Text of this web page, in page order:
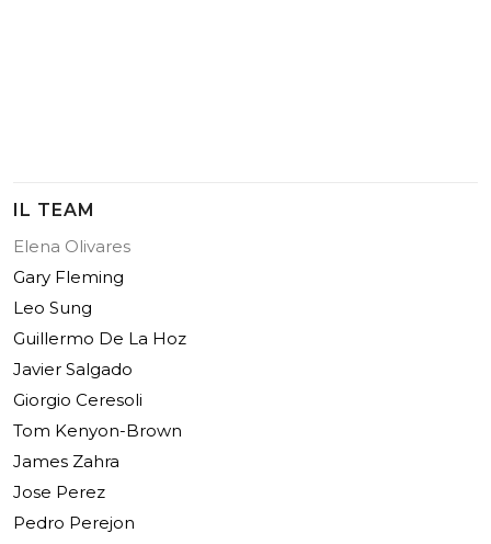
IL TEAM
Elena Olivares
Gary Fleming
Leo Sung
Guillermo De La Hoz
Javier Salgado
Giorgio Ceresoli
Tom Kenyon-Brown
James Zahra
Jose Perez
Pedro Perejon